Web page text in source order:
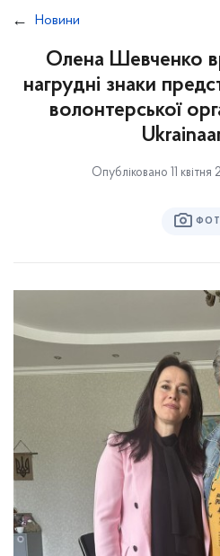
Новини
Олена Шевченко
нагрудні знаки
волонтерської
Опубліковано 11